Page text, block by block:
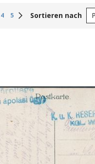
4 5 Weiter
Sortieren nach